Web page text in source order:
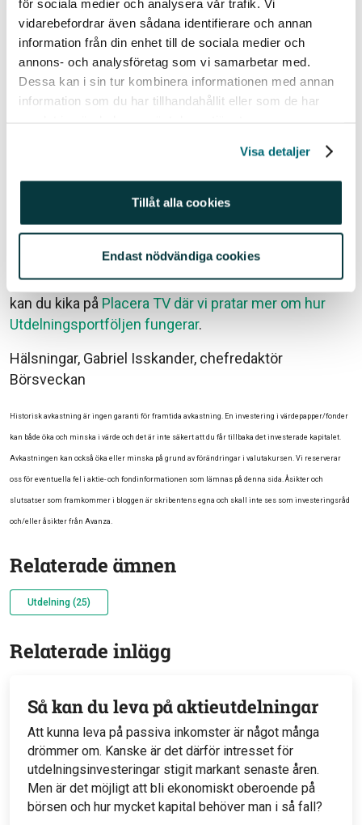
för sociala medier och analysera vår trafik. Vi
vidarebefordrar även sådana identifierare och annan
information från din enhet till de sociala medier och
annons- och analysföretag som vi samarbetar med.
Dessa kan i sin tur kombinera informationen med annan
information som du har tillhandahållit eller som de har
Visa detaljer
Tillåt alla cookies
Endast nödvändiga cookies
grund av dessa kriterier efter den långa
börsuppgången vi hade åren innan. Bland annat
innehöll fjolårets bruttolista inga stora cykliska
verkstadsbolag till exempel. Men i takt med
börsnedgången under hösten och vintern så har
direktavkastningen åter kommit upp i en hel del bolag
Årets Utdelningsportfölj ger i genomsnitt en
direktavkastning på 6,2 procent, vilket är högre än
fjolårets nivå på 5,1 procent och högre än börsens
genomsnitt på cirka 4,5 procent.
En första uppdatering kommer efter boksluten! Här
kan du kika på Placera TV där vi pratar mer om hur
Utdelningsportföljen fungerar.
Hälsningar, Gabriel Isskander, chefredaktör
Börsveckan
Historisk avkastning är ingen garanti för framtida avkastning. En investering i värdepapper/fonder
kan både öka och minska i värde och det är inte säkert att du får tillbaka det investerade kapitalet.
Avkastningen kan också öka eller minska på grund av förändringar i valutakursen. Vi reserverar
oss för eventuella fel i aktie- och fondinformationen som lämnas på denna sida. Åsikter och
slutsatser som framkommer i bloggen är skribentens egna och skall inte ses som investeringsråd
och/eller åsikter från Avanza.
Relaterade ämnen
Utdelning (25)
Relaterade inlägg
Så kan du leva på aktieutdelningar
Att kunna leva på passiva inkomster är något många
drömmer om. Kanske är det därför intresset för
utdelningsinvesteringar stigit markant senaste åren.
Men är det möjligt att bli ekonomiskt oberoende på
börsen och hur mycket kapital behöver man i så fall?